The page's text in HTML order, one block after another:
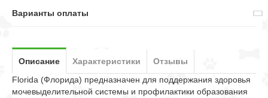
Варианты оплаты
Описание Характеристики
Отзывы
Florida (Флорида) предназначен для поддержания здоровья
мочевыделительной системы и профилактики образования